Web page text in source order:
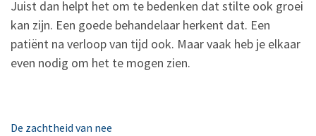
Juist dan helpt het om te bedenken dat stilte ook groei
kan zijn. Een goede behandelaar herkent dat. Een
patiënt na verloop van tijd ook. Maar vaak heb je elkaar
even nodig om het te mogen zien.
De zachtheid van nee